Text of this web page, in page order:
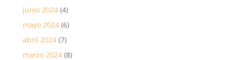
junio 2024(4)
mayo 2024(6)
abril 2024(7)
marzo 2024(8)